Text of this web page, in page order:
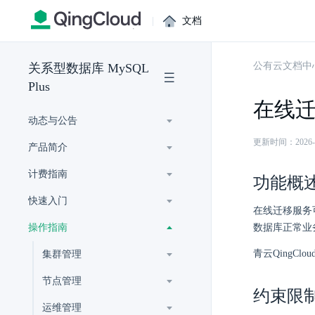
| 文档
关系型数据库 MySQL
Plus
动态与公告
产品简介
计费指南
快速入门
操作指南
集群管理
节点管理
运维管理
公有云文档中
在线
更新时间：
功能概
在线迁移服务
数据库正常
青云
约束限